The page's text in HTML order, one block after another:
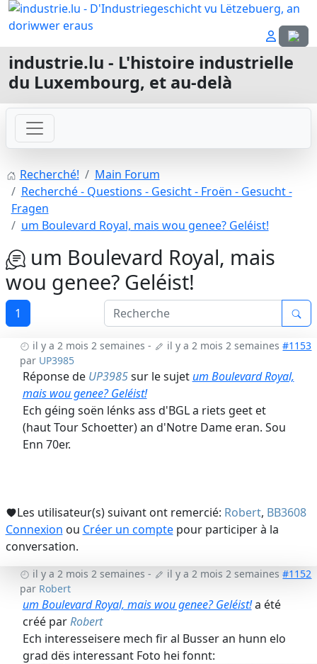
industrie.lu - L'histoire industrielle
du Luxembourg, et au-delà
Recherché!
Main Forum
Recherché - Questions - Gesicht - Froën - Gesucht -
Fragen
um Boulevard Royal, mais wou genee? Geléist!
um Boulevard Royal, mais
wou genee? Geléist!
1
il y a 2 mois 2 semaines - il y a 2 mois 2 semaines #1153
par UP3985
Réponse de UP3985sur le sujetum Boulevard Royal,
mais wou genee? Geléist!
Ech géing soën lénks ass d'BGL a riets geet et
(haut Tour Schoetter) an d'Notre Dame eran. Sou
Enn 70er.
Les utilisateur(s) suivant ont remercié: Robert, BB3608
Connexion ou Créer un comptepour participer à la
conversation.
il y a 2 mois 2 semaines - il y a 2 mois 2 semaines #1152
par Robert
um Boulevard Royal, mais wou genee? Geléist!a été
créé parRobert
Ech interesseisere mech fir al Busser an hunn elo
grad dës interessant Foto hei fonnt: